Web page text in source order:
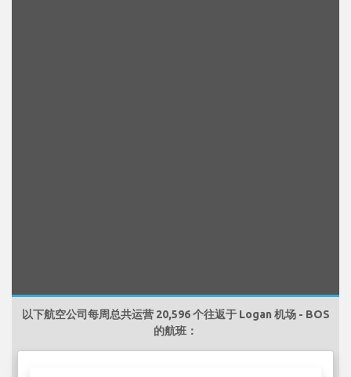
以下航空公司每周总共运营 20,596 个往返于 Logan 机场 - BOS
的航班：